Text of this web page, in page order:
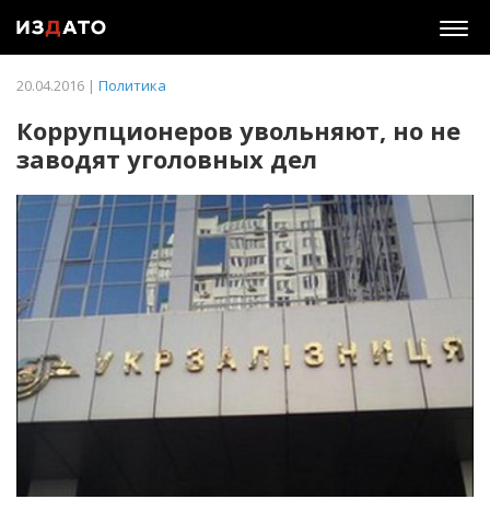
20.04.2016 | Политика
Коррупционеров увольняют, но не
заводят уголовных дел